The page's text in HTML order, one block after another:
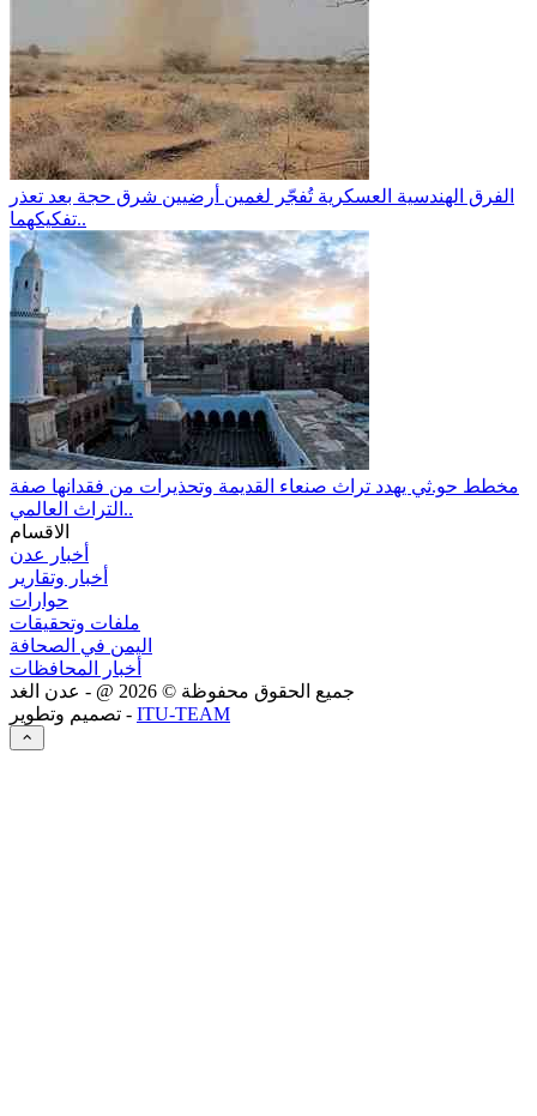
الفرق الهندسية العسكرية تُفجّر لغمين أرضيين شرق حجة بعد تعذر
تفكيكهما..
مخطط حو.ثي يهدد تراث صنعاء القديمة وتحذيرات من فقدانها صفة
التراث العالمي..
الاقسام
أخبار عدن
أخبار وتقارير
حوارات
ملفات وتحقيقات
اليمن في الصحافة
أخبار المحافظات
جميع الحقوق محفوظة © 2026 @ - عدن الغد
تصميم وتطوير - ITU-TEAM